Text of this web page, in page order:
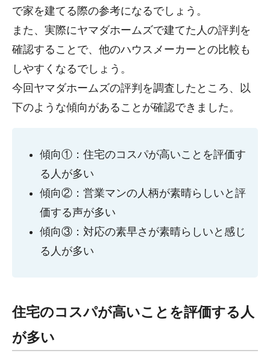
で家を建てる際の参考になるでしょう。
また、実際にヤマダホームズで建てた人の評判を
確認することで、他のハウスメーカーとの比較も
しやすくなるでしょう。
今回ヤマダホームズの評判を調査したところ、以
下のような傾向があることが確認できました。
傾向①：住宅のコスパが高いことを評価す
る人が多い
傾向②：営業マンの人柄が素晴らしいと評
価する声が多い
傾向③：対応の素早さが素晴らしいと感じ
る人が多い
住宅のコスパが高いことを評価する人
が多い